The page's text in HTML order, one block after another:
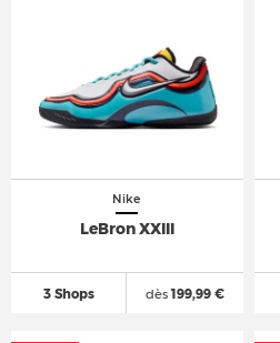
Nike
LeBron XXIII
3 Shops dès199,99 €